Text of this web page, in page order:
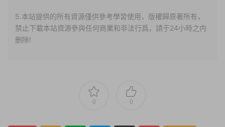
5.本站提供的所有資源僅供參考學習使用，版權歸原著所有，
禁止下載本站資源參與任何商業和非法行爲，請于24小時之内
删除!
0 0